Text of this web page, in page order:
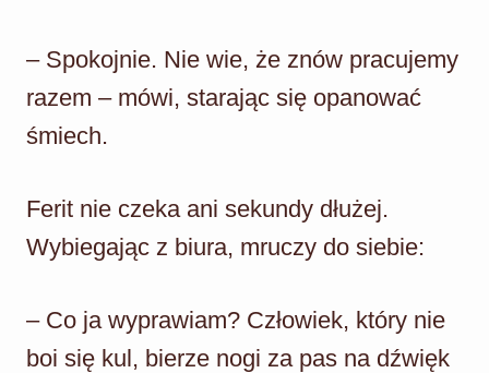
– Spokojnie. Nie wie, że znów pracujemy
razem – mówi, starając się opanować
śmiech.
Ferit nie czeka ani sekundy dłużej.
Wybiegając z biura, mruczy do siebie:
– Co ja wyprawiam? Człowiek, który nie
boi się kul, bierze nogi za pas na dźwięk